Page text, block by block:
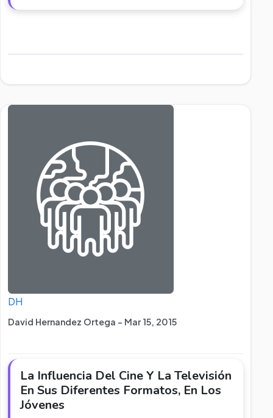
DH
David Hernandez Ortega - Mar 15, 2015
La Influencia Del Cine Y La Televisión
En Sus Diferentes Formatos, En Los
Jóvenes